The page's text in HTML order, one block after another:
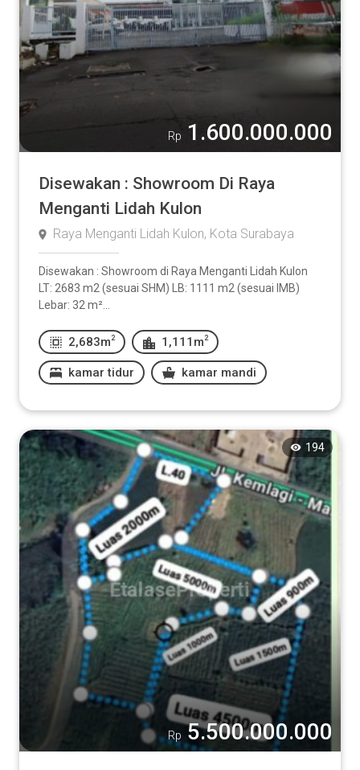
Rp 1.600.000.000
Disewakan : Showroom Di Raya
Menganti Lidah Kulon
Raya Menganti Lidah Kulon, Kota Surabaya
Disewakan : Showroom di Raya Menganti Lidah Kulon
LT: 2683 m2 (sesuai SHM) LB: 1111 m2 (sesuai IMB)
Lebar: 32 m²...
2,683m 2 1,111m 2
kamar tidur kamar mandi
194
Rp 5.500.000.000